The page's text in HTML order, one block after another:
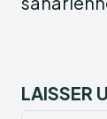
LAISSER